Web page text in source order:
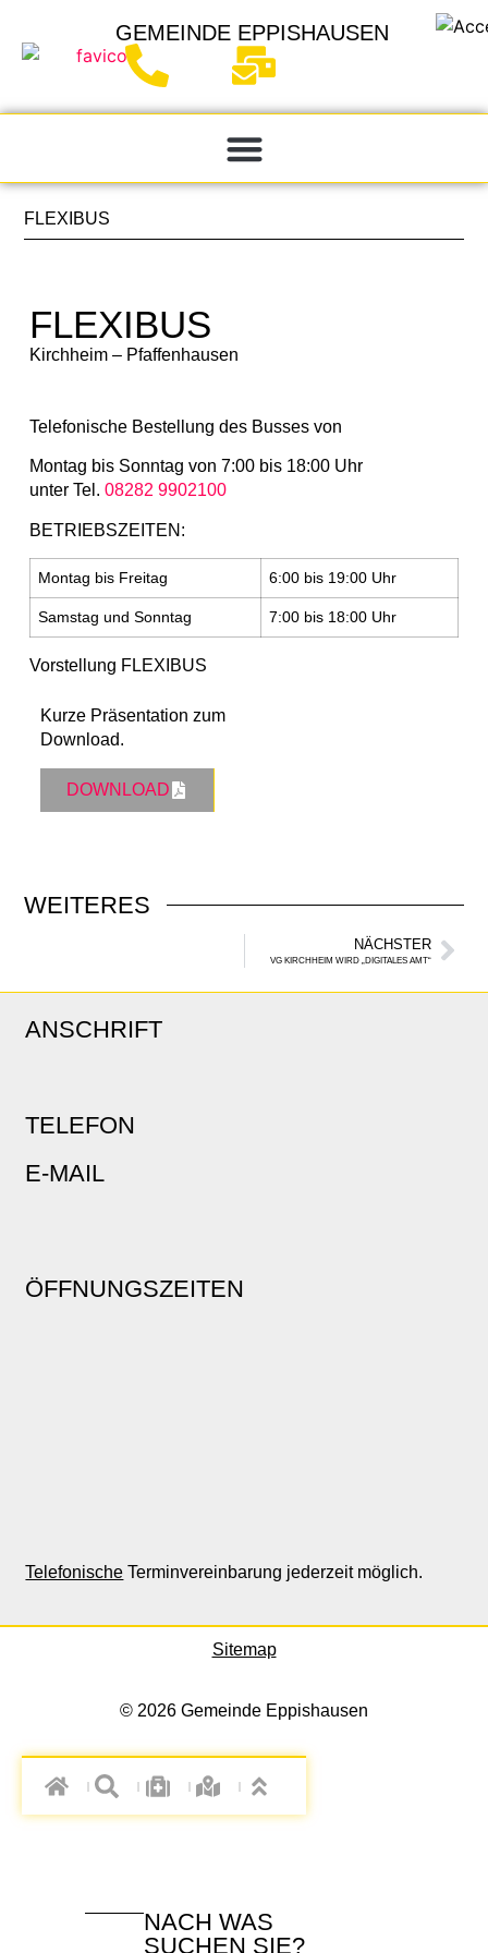
GEMEINDE EPPISHAUSEN
FLEXIBUS
FLEXIBUS
Kirchheim – Pfaffenhausen
Telefonische Bestellung des Busses von
Montag bis Sonntag von 7:00 bis 18:00 Uhr
unter Tel. 08282 9902100
BETRIEBSZEITEN:
Montag bis Freitag 6:00 bis 19:00 Uhr
Samstag und Sonntag 7:00 bis 18:00 Uhr
Vorstellung FLEXIBUS
Kurze Präsentation zum
Download.
DOWNLOAD
WEITERES
NÄCHSTER
VG KIRCHHEIM WIRD „DIGITALES AMT“
ANSCHRIFT
TELEFON
E-MAIL
ÖFFNUNGSZEITEN
Telefonische Terminvereinbarung jederzeit möglich.
Sitemap
© 2026 Gemeinde Eppishausen
NACH WAS
SUCHEN SIE?